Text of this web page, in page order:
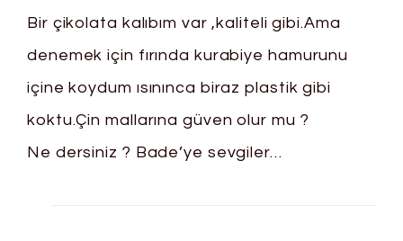
Bir çikolata kalıbım var ,kaliteli gibi.Ama
denemek için fırında kurabiye hamurunu
içine koydum ısınınca biraz plastik gibi
koktu.Çin mallarına güven olur mu ?
Ne dersiniz ? Bade’ye sevgiler…